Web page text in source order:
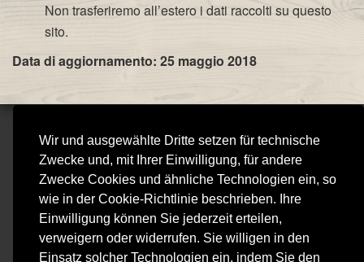
Wir und ausgewählte Dritte setzen für technische
Zwecke und, mit Ihrer Einwilligung, für andere
Zwecke Cookies und ähnliche Technologien ein, so
wie in der Cookie-Richtlinie beschrieben. Ihre
Einwilligung können Sie jederzeit erteilen,
verweigern oder widerrufen. Sie willigen in den
Einsatz solcher Technologien ein, indem Sie den
Non trasferiremo all’estero i dati raccolti su questo
sito.
Data di aggiornamento: 25 maggio 2018
VIVICAFÈ RISTORANTE
STEAKHOUSE
VIVI CAFE SNC DI SIMONS MATHILDE & C.
Tel. 030 991 4950 - MWST 01954540207 - REA BS 428920
vivicaferistorante@gmail.com